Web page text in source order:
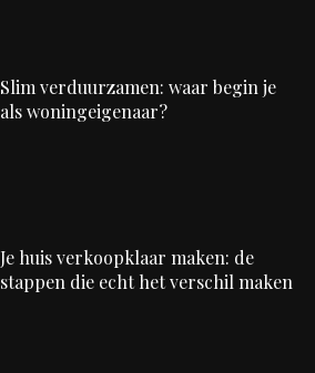
Slim verduurzamen: waar begin je
als woningeigenaar?
Je huis verkoopklaar maken: de
stappen die echt het verschil maken